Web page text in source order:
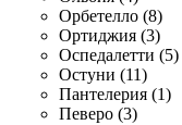
Орбетелло (8)
Ортиджия (3)
Оспедалетти (5)
Остуни (11)
Пантелерия (1)
Певеро (3)